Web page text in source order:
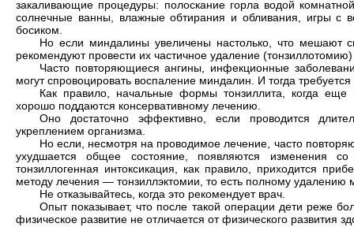
закаливающие процедуры: полоскание горла водой
солнечные ванны, влажные обтирания и обливания, игры
босиком.
Но если миндалины увеличены настолько, что мешают
рекомендуют провести их частичное удаление
Часто повторяющиеся ангины, инфекционные
могут спровоцировать воспаление миндалин. И тогда
Как правило, начальные формы тонзиллита, когда еще
хорошо поддаются консервативному лечению.
Оно достаточно эффективно, если проводится
укреплением организма.
Но если, несмотря на проводимое лечение, часто
ухудшается общее состояние, появляются изменения
тонзиллогенная интоксикация, как правило, приходится
методу лечения — тонзиллэктомии, то есть полному удалению
Не отказывайтесь, когда это рекомендует врач.
Опыт показывает, что после такой операции дети реже
физическое развитие не отличается от физического развития